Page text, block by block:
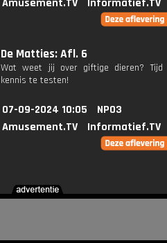
Amusement.TV
Informatief.TV
De Matties: Afl. 6
Wat weet jij over giftige dieren? Tijd
kennis te testen!
07-09-2024 10:05
NPO3
Amusement.TV
Informatief.TV